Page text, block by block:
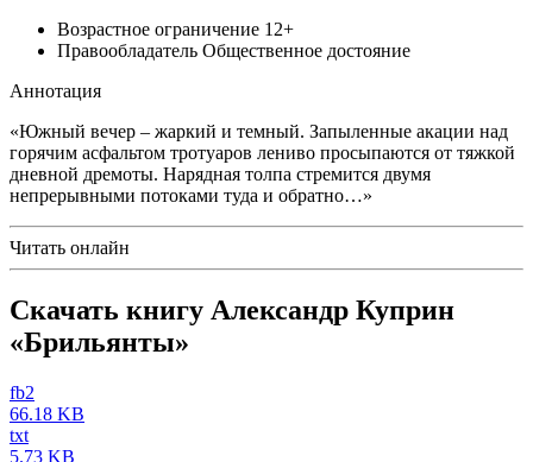
Возрастное ограничение 12+
Правообладатель Общественное достояние
Аннотация
«Южный вечер – жаркий и темный. Запыленные акации над
горячим асфальтом тротуаров лениво просыпаются от тяжкой
дневной дремоты. Нарядная толпа стремится двумя
непрерывными потоками туда и обратно…»
Читать онлайн
Скачать книгу Александр Куприн
«Брильянты»
fb2
66.18 KB
txt
5.73 KB